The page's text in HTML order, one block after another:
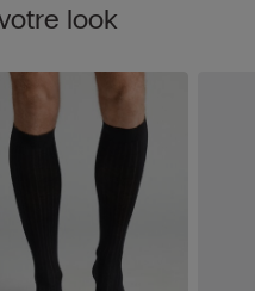
look